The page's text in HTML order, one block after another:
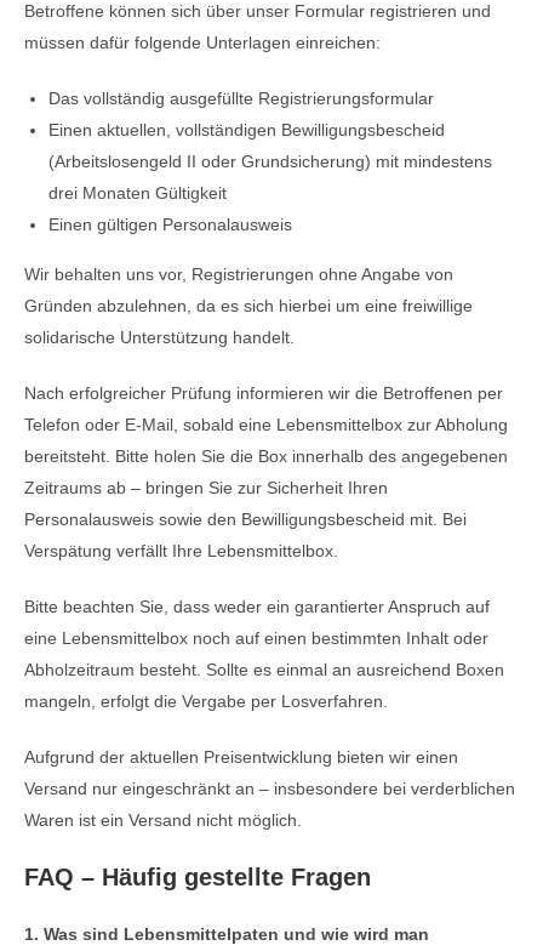
Betroffene können sich über unser Formular registrieren und
müssen dafür folgende Unterlagen einreichen:
Das vollständig ausgefüllte Registrierungsformular
Einen aktuellen, vollständigen Bewilligungsbescheid
(Arbeitslosengeld II oder Grundsicherung) mit mindestens
drei Monaten Gültigkeit
Einen gültigen Personalausweis
Wir behalten uns vor, Registrierungen ohne Angabe von
Gründen abzulehnen, da es sich hierbei um eine freiwillige
solidarische Unterstützung handelt.
Nach erfolgreicher Prüfung informieren wir die Betroffenen per
Telefon oder E-Mail, sobald eine Lebensmittelbox zur Abholung
bereitsteht. Bitte holen Sie die Box innerhalb des angegebenen
Zeitraums ab – bringen Sie zur Sicherheit Ihren
Personalausweis sowie den Bewilligungsbescheid mit. Bei
Verspätung verfällt Ihre Lebensmittelbox.
Bitte beachten Sie, dass weder ein garantierter Anspruch auf
eine Lebensmittelbox noch auf einen bestimmten Inhalt oder
Abholzeitraum besteht. Sollte es einmal an ausreichend Boxen
mangeln, erfolgt die Vergabe per Losverfahren.
Aufgrund der aktuellen Preisentwicklung bieten wir einen
Versand nur eingeschränkt an – insbesondere bei verderblichen
Waren ist ein Versand nicht möglich.
FAQ – Häufig gestellte Fragen
1. Was sind Lebensmittelpaten und wie wird man